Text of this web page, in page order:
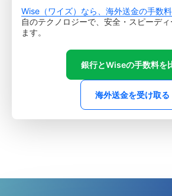
Wise（ワイズ）なら、海外送金の手数
自のテクノロジーで、安全・スピーデ
ます。
銀行とWiseの手数料を
海外送金を受け取る